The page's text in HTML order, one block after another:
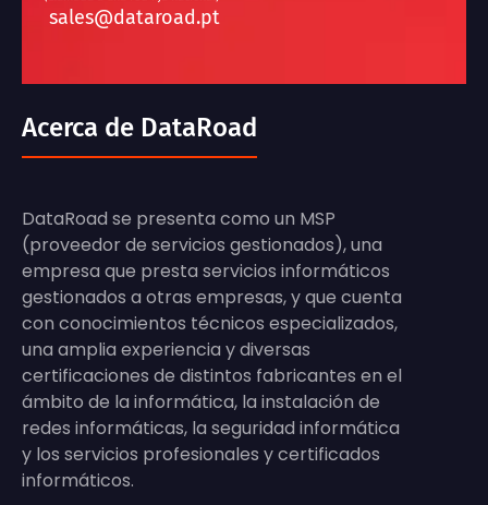
sales@dataroad.pt
Acerca de DataRoad
DataRoad se presenta como un MSP
(proveedor de servicios gestionados), una
empresa que presta servicios informáticos
gestionados a otras empresas, y que cuenta
con conocimientos técnicos especializados,
una amplia experiencia y diversas
certificaciones de distintos fabricantes en el
ámbito de la informática, la instalación de
redes informáticas, la seguridad informática
y los servicios profesionales y certificados
informáticos.